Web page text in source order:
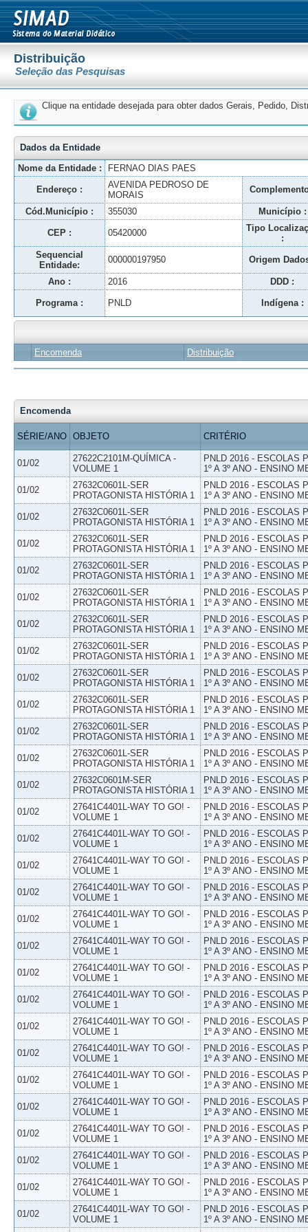
Distribuição
Seleção das Pesquisas
Clique na entidade desejada para obter dados Gerais, Pedido,
Dados da Entidade
Nome da Entidade :
FERNAO DIAS PAES
Endereço :
AVENIDA PEDROSO DE
MORAIS
Cód.Município : 355030 Município :
CEP : 05420000
Tipo
:
Sequencial
Entidade:
000000197950 Origem
Ano : 2016 DDD :
Programa : PNLD Indígena :
Encomenda Distribuição
Encomenda
SÉRIE/ANO OBJETO CRITÉRIO
01/02
27622C2101M-QUÍMICA -
VOLUME 1
PNLD 2016 - ESCOLAS
1º A 3º ANO - ENSINO
01/02
27632C0601L-SER
PROTAGONISTA HISTÓRIA 1
PNLD 2016 - ESCOLAS
1º A 3º ANO - ENSINO
01/02
27632C0601L-SER
PROTAGONISTA HISTÓRIA 1
PNLD 2016 - ESCOLAS
1º A 3º ANO - ENSINO
01/02
27632C0601L-SER
PROTAGONISTA HISTÓRIA 1
PNLD 2016 - ESCOLAS
1º A 3º ANO - ENSINO
01/02
27632C0601L-SER
PROTAGONISTA HISTÓRIA 1
PNLD 2016 - ESCOLAS
1º A 3º ANO - ENSINO
01/02
27632C0601L-SER
PROTAGONISTA HISTÓRIA 1
PNLD 2016 - ESCOLAS
1º A 3º ANO - ENSINO
01/02
27632C0601L-SER
PROTAGONISTA HISTÓRIA 1
PNLD 2016 - ESCOLAS
1º A 3º ANO - ENSINO
01/02
27632C0601L-SER
PROTAGONISTA HISTÓRIA 1
PNLD 2016 - ESCOLAS
1º A 3º ANO - ENSINO
01/02
27632C0601L-SER
PROTAGONISTA HISTÓRIA 1
PNLD 2016 - ESCOLAS
1º A 3º ANO - ENSINO
01/02
27632C0601L-SER
PROTAGONISTA HISTÓRIA 1
PNLD 2016 - ESCOLAS
1º A 3º ANO - ENSINO
01/02
27632C0601L-SER
PROTAGONISTA HISTÓRIA 1
PNLD 2016 - ESCOLAS
1º A 3º ANO - ENSINO
01/02
27632C0601L-SER
PROTAGONISTA HISTÓRIA 1
PNLD 2016 - ESCOLAS
1º A 3º ANO - ENSINO
01/02
27632C0601M-SER
PROTAGONISTA HISTÓRIA 1
PNLD 2016 - ESCOLAS
1º A 3º ANO - ENSINO
01/02
27641C4401L-WAY TO GO! -
VOLUME 1
PNLD 2016 - ESCOLAS
1º A 3º ANO - ENSINO
01/02
27641C4401L-WAY TO GO! -
VOLUME 1
PNLD 2016 - ESCOLAS
1º A 3º ANO - ENSINO
01/02
27641C4401L-WAY TO GO! -
VOLUME 1
PNLD 2016 - ESCOLAS
1º A 3º ANO - ENSINO
01/02
27641C4401L-WAY TO GO! -
VOLUME 1
PNLD 2016 - ESCOLAS
1º A 3º ANO - ENSINO
01/02
27641C4401L-WAY TO GO! -
VOLUME 1
PNLD 2016 - ESCOLAS
1º A 3º ANO - ENSINO
01/02
27641C4401L-WAY TO GO! -
VOLUME 1
PNLD 2016 - ESCOLAS
1º A 3º ANO - ENSINO
01/02
27641C4401L-WAY TO GO! -
VOLUME 1
PNLD 2016 - ESCOLAS
1º A 3º ANO - ENSINO
01/02
27641C4401L-WAY TO GO! -
VOLUME 1
PNLD 2016 - ESCOLAS
1º A 3º ANO - ENSINO
01/02
27641C4401L-WAY TO GO! -
VOLUME 1
PNLD 2016 - ESCOLAS
1º A 3º ANO - ENSINO
01/02
27641C4401L-WAY TO GO! -
VOLUME 1
PNLD 2016 - ESCOLAS
1º A 3º ANO - ENSINO
01/02
27641C4401L-WAY TO GO! -
VOLUME 1
PNLD 2016 - ESCOLAS
1º A 3º ANO - ENSINO
01/02
27641C4401L-WAY TO GO! -
VOLUME 1
PNLD 2016 - ESCOLAS
1º A 3º ANO - ENSINO
01/02
27641C4401L-WAY TO GO! -
VOLUME 1
PNLD 2016 - ESCOLAS
1º A 3º ANO - ENSINO
01/02
27641C4401L-WAY TO GO! -
VOLUME 1
PNLD 2016 - ESCOLAS
1º A 3º ANO - ENSINO
01/02
27641C4401L-WAY TO GO! -
VOLUME 1
PNLD 2016 - ESCOLAS
1º A 3º ANO - ENSINO
01/02
27641C4401L-WAY TO GO! -
VOLUME 1
PNLD 2016 - ESCOLAS
1º A 3º ANO - ENSINO